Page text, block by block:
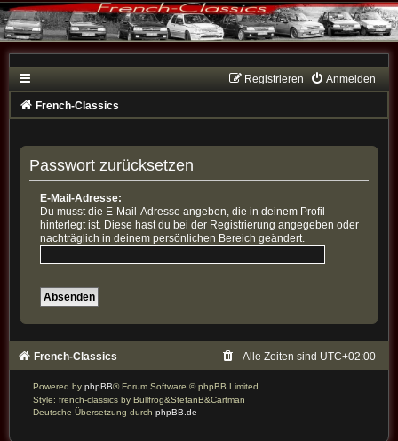
Anmelden
Registrieren
French-Classics
Passwort zurücksetzen
E-Mail-Adresse:
Du musst die E-Mail-Adresse angeben, die in deinem Profil
hinterlegt ist. Diese hast du bei der Registrierung angegeben oder
nachträglich in deinem persönlichen Bereich geändert.
French-Classics Alle Zeiten sind UTC+02:00
Powered by phpBB® Forum Software © phpBB Limited
Style: french-classics by Bullfrog&StefanB&Cartman
Deutsche Übersetzung durch phpBB.de